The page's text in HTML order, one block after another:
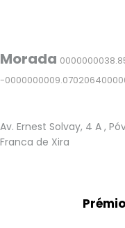
Morada
-
Av. Ernest Solvay, 4 A ,
Franca de Xira
This page can't